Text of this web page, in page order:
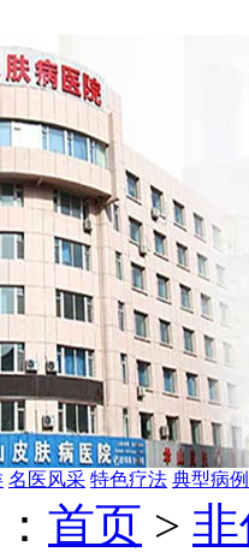
名医风采 特色疗法 典型病例
首页 >